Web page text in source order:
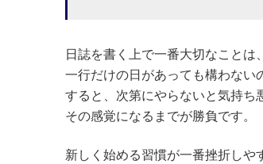
日誌を書く上で一番大切なことは
一行だけの日があっても構わない
すると、次第にやらないと気持ち
その感覚になるまでが勝負です。
新しく始める習慣が一番挫折しや